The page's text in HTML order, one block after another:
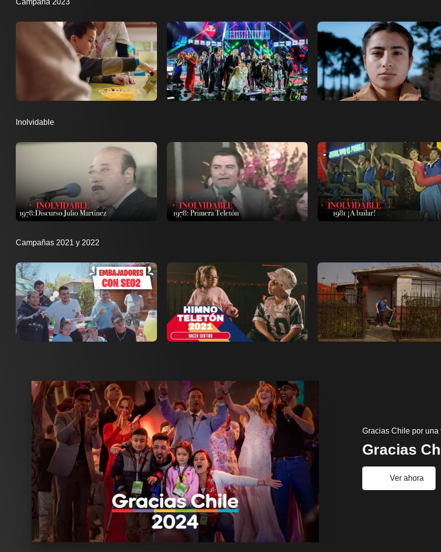
Añadir a favoritos
Página de detalles
Ver ahoraAñadir a favoritos
Página de detalles
Ver ahoraAñadir a favoritos
Inolvidable
Ver ahoraAñadir a favoritos
Página de detalles
Ver ahoraAñadir a favoritos
Página de detalles
Ver ahoraAñadir a favoritos
Campañas 2021 y 2022
Ver ahoraAñadir a favoritos
Página de detalles
Ver ahoraAñadir a favoritos
Página de detalles
Ver ahoraAñadir a favoritos
Gracias Chile por
Gracias
Ver ahora